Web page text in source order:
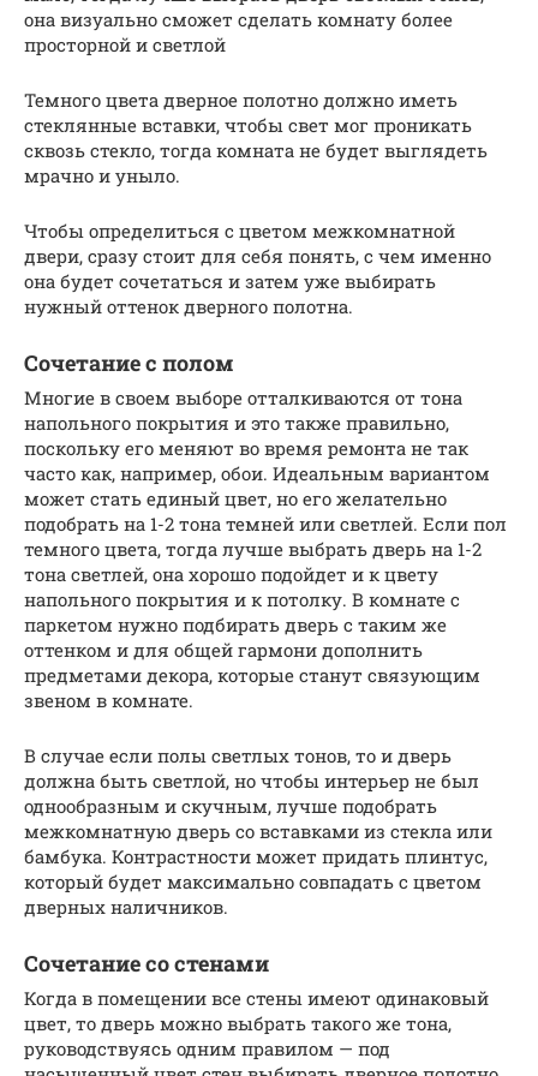
она визуально сможет сделать комнату более
просторной и светлой
Темного цвета дверное полотно должно иметь
стеклянные вставки, чтобы свет мог проникать
сквозь стекло, тогда комната не будет выглядеть
мрачно и уныло.
Чтобы определиться с цветом межкомнатной
двери, сразу стоит для себя понять, с чем именно
она будет сочетаться и затем уже выбирать
нужный оттенок дверного полотна.
Сочетание с полом
Многие в своем выборе отталкиваются от тона
напольного покрытия и это также правильно,
поскольку его меняют во время ремонта не так
часто как, например, обои. Идеальным вариантом
может стать единый цвет, но его желательно
подобрать на 1-2 тона темней или светлей. Если пол
темного цвета, тогда лучше выбрать дверь на 1-2
тона светлей, она хорошо подойдет и к цвету
напольного покрытия и к потолку. В комнате с
паркетом нужно подбирать дверь с таким же
оттенком и для общей гармони дополнить
предметами декора, которые станут связующим
звеном в комнате.
В случае если полы светлых тонов, то и дверь
должна быть светлой, но чтобы интерьер не был
однообразным и скучным, лучше подобрать
межкомнатную дверь со вставками из стекла или
бамбука. Контрастности может придать плинтус,
который будет максимально совпадать с цветом
дверных наличников.
Сочетание со стенами
Когда в помещении все стены имеют одинаковый
цвет, то дверь можно выбрать такого же тона,
руководствуясь одним правилом — под